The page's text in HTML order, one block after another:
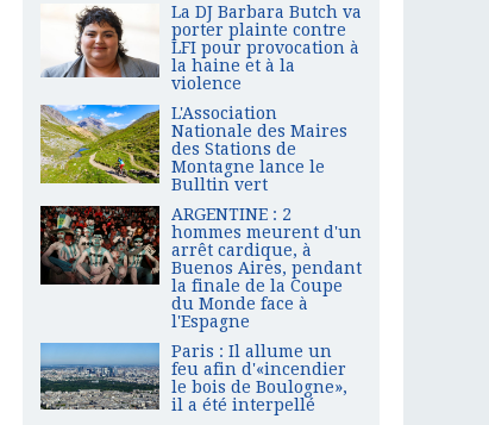
La DJ Barbara Butch va
porter plainte contre
LFI pour provocation à
la haine et à la
violence
L'Association
Nationale des Maires
des Stations de
Montagne lance le
Bulltin vert
ARGENTINE : 2
hommes meurent d'un
arrêt cardique, à
Buenos Aires, pendant
la finale de la Coupe
du Monde face à
l'Espagne
Paris : Il allume un
feu afin d'«incendier
le bois de Boulogne»,
il a été interpellé